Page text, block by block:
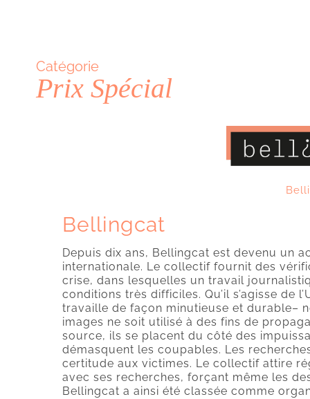
Catégorie
Prix Spécial
Bellingcat
Depuis dix ans, Bellingcat est devenu un
internationale. Le collectif fournit des
crise, dans lesquelles un travail
conditions très difficiles. Qu’il s’agisse de
travaille de façon minutieuse et durable–
images ne soit utilisé à des fins de
source, ils se placent du côté des
démasquent les coupables. Les
certitude aux victimes. Le collectif attire
avec ses recherches, forçant même les
Bellingcat a ainsi été classée comme